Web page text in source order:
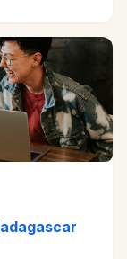
deux est le
explique où
un
est